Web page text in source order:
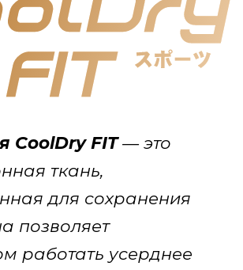
CoolDry FIT— это
ткань,
для сохранения
позволяет
работать усерднее